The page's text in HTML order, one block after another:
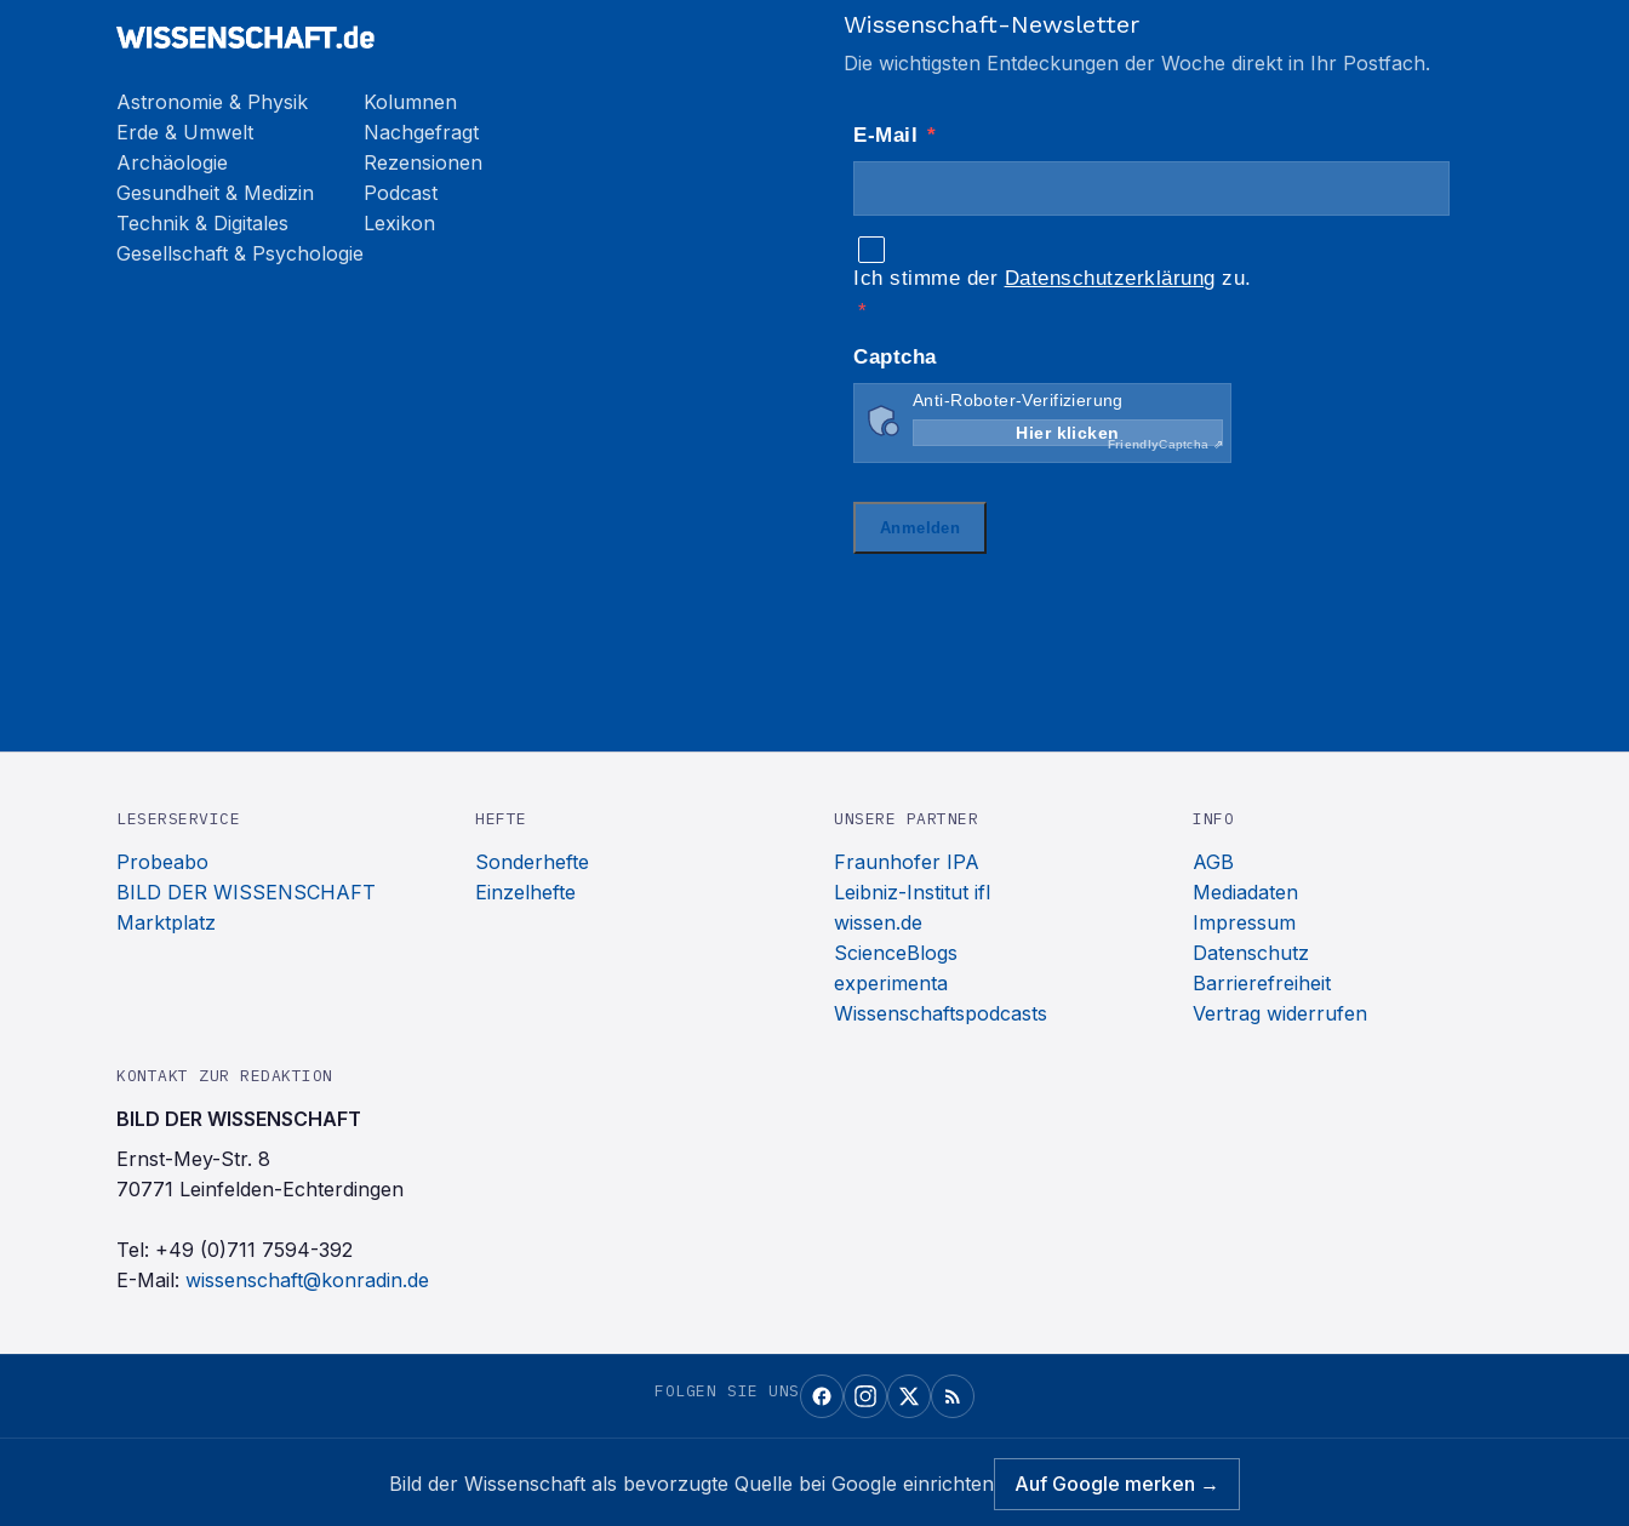
Astronomie & Physik
Erde & Umwelt
Archäologie
Gesundheit & Medizin
Technik & Digitales
Gesellschaft & Psychologie
Kolumnen
Nachgefragt
Rezensionen
Podcast
Lexikon
Wissenschaft-Newsletter
Die wichtigsten Entdeckungen der Woche direkt in Ihr Postfach.
LESERSERVICE
Probeabo
BILD DER WISSENSCHAFT
Marktplatz
HEFTE
Sonderhefte
Einzelhefte
UNSERE PARTNER
Fraunhofer IPA
Leibniz-Institut ifl
wissen.de
ScienceBlogs
experimenta
Wissenschaftspodcasts
INFO
AGB
Mediadaten
Impressum
Datenschutz
Barrierefreiheit
Vertrag widerrufen
KONTAKT ZUR REDAKTION
BILD DER WISSENSCHAFT
Ernst-Mey-Str. 8
70771 Leinfelden-Echterdingen
Tel: +49 (0)711 7594-392
E-Mail: wissenschaft@konradin.de
FOLGEN SIE UNS
Bild der Wissenschaft als bevorzugte Quelle bei Google einrichten Auf Google merken →